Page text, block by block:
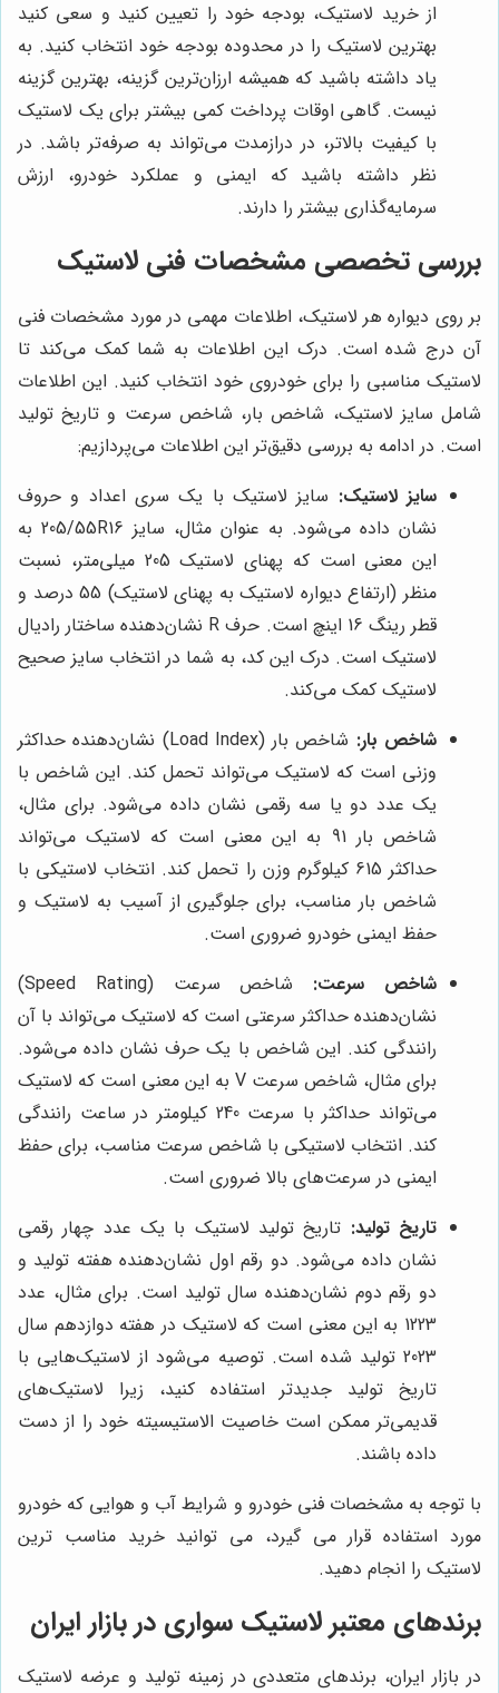
از خرید لاستیک، بودجه خود را تعیین کنید و سعی کنید
بهترین لاستیک را در محدوده بودجه خود انتخاب کنید. به
یاد داشته باشید که همیشه ارزان‌ترین گزینه، بهترین گزینه
نیست. گاهی اوقات پرداخت کمی بیشتر برای یک لاستیک
با کیفیت بالاتر، در درازمدت می‌تواند به صرفه‌تر باشد. در
نظر داشته باشید که ایمنی و عملکرد خودرو، ارزش
سرمایه‌گذاری بیشتر را دارند.
بررسی تخصصی مشخصات فنی لاستیک
بر روی دیواره هر لاستیک، اطلاعات مهمی در مورد مشخصات فنی
آن درج شده است. درک این اطلاعات به شما کمک می‌کند تا
لاستیک مناسبی را برای خودروی خود انتخاب کنید. این اطلاعات
شامل سایز لاستیک، شاخص بار، شاخص سرعت و تاریخ تولید
است. در ادامه به بررسی دقیق‌تر این اطلاعات می‌پردازیم:
سایز لاستیک: سایز لاستیک با یک سری اعداد و حروف
نشان داده می‌شود. به عنوان مثال، سایز 205/55R16 به
این معنی است که پهنای لاستیک 205 میلی‌متر، نسبت
منظر (ارتفاع دیواره لاستیک به پهنای لاستیک) 55 درصد و
قطر رینگ 16 اینچ است. حرف R نشان‌دهنده ساختار رادیال
لاستیک است. درک این کد، به شما در انتخاب سایز صحیح
لاستیک کمک می‌کند.
شاخص بار:
شاخص بار (Load Index) نشان‌دهنده حداکثر
وزنی است که لاستیک می‌تواند تحمل کند. این شاخص با
یک عدد دو یا سه رقمی نشان داده می‌شود. برای مثال،
شاخص بار 91 به این معنی است که لاستیک می‌تواند
حداکثر 615 کیلوگرم وزن را تحمل کند. انتخاب لاستیکی با
شاخص بار مناسب، برای جلوگیری از آسیب به لاستیک و
حفظ ایمنی خودرو ضروری است.
شاخص سرعت:
شاخص سرعت (Speed Rating)
نشان‌دهنده حداکثر سرعتی است که لاستیک می‌تواند با آن
رانندگی کند. این شاخص با یک حرف نشان داده می‌شود.
برای مثال، شاخص سرعت V به این معنی است که لاستیک
می‌تواند حداکثر با سرعت 240 کیلومتر در ساعت رانندگی
کند. انتخاب لاستیکی با شاخص سرعت مناسب، برای حفظ
ایمنی در سرعت‌های بالا ضروری است.
تاریخ تولید: تاریخ تولید لاستیک با یک عدد چهار رقمی
نشان داده می‌شود. دو رقم اول نشان‌دهنده هفته تولید و
دو رقم دوم نشان‌دهنده سال تولید است. برای مثال، عدد
1223 به این معنی است که لاستیک در هفته دوازدهم سال
2023 تولید شده است. توصیه می‌شود از لاستیک‌هایی با
تاریخ تولید جدیدتر استفاده کنید، زیرا لاستیک‌های
قدیمی‌تر ممکن است خاصیت الاستیسیته خود را از دست
داده باشند.
با توجه به مشخصات فنی خودرو و شرایط آب و هوایی که خودرو
مورد استفاده قرار می گیرد، می توانید خرید مناسب ترین
لاستیک را انجام دهید.
برندهای معتبر لاستیک سواری در بازار ایران
در بازار ایران، برندهای متعددی در زمینه تولید و عرضه لاستیک